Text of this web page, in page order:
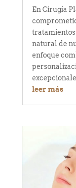
En Cirugía
tratamientos
natural de
enfoque
leer más